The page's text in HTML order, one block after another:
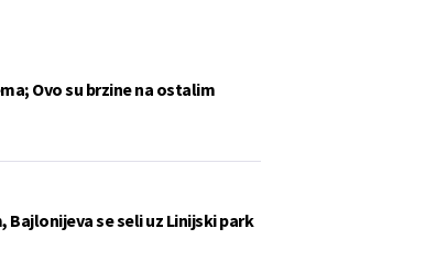
Ovo su brzine na ostalim
se seli uz Linijski park